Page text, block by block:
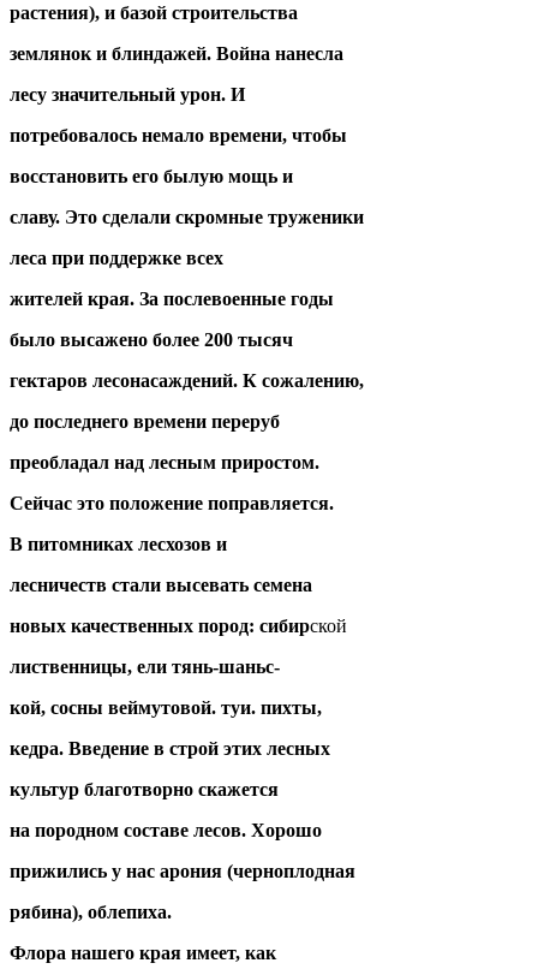
растения), и базой строительства
землянок и блиндажей. Война нанесла
лесу значительный урон. И
потребовалось немало времени, чтобы
восстановить его былую мощь и
славу. Это сделали скромные труженики
леса при поддержке всех
жителей края. За послевоенные годы
было высажено более 200 тысяч
гектаров лесонасаждений. К сожалению,
до последнего времени переруб
преобладал над лесным приростом.
Сейчас это положение поправляется.
В питомниках лесхозов и
лесничеств стали высевать семена
новых качественных пород: сибирской
лиственницы, ели тянь-шаньс-
кой, сосны веймутовой. туи. пихты,
кедра. Введение в строй этих лесных
культур благотворно скажется
на породном составе лесов. Хорошо
прижились у нас арония (черноплодная
рябина), облепиха.
Флора нашего края имеет, как